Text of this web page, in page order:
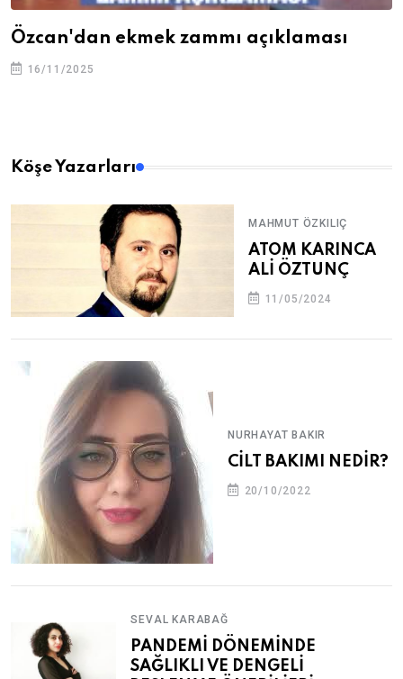
Özcan'dan ekmek zammı açıklaması
16/11/2025
Köşe Yazarları
MAHMUT ÖZKILIÇ
ATOM KARINCA
ALİ ÖZTUNÇ
11/05/2024
NURHAYAT BAKIR
CİLT BAKIMI NEDİR?
20/10/2022
SEVAL KARABAĞ
PANDEMİ DÖNEMİNDE
SAĞLIKLI VE DENGELİ